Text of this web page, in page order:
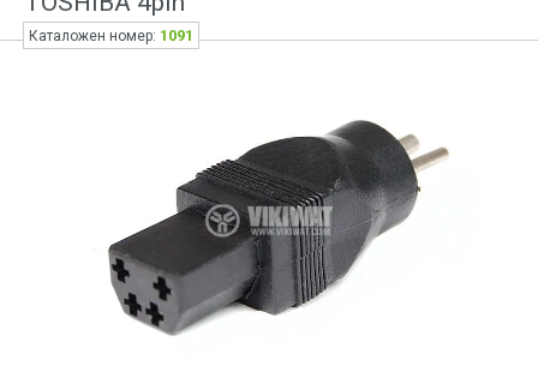
Каталожен номер: 1091